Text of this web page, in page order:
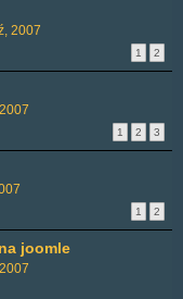
2007
1 2
1 2 3
1 2
joomle